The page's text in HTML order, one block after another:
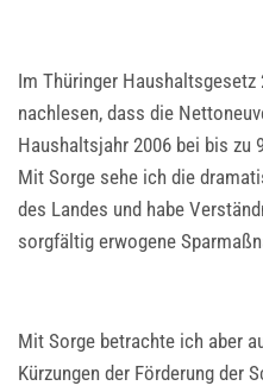
Im Thüringer
nachlesen, dass die
Haushaltsjahr 2006 bei bis zu
Mit Sorge sehe ich die
des Landes und habe
sorgfältig erwogene
Mit Sorge betrachte ich aber
Kürzungen der Förderung der